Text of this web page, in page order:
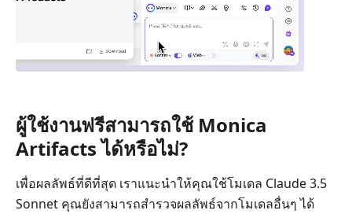
ผู้ใช้งานฟรีสามารถใช้ Monica
Artifacts ได้หรือไม่?
เพื่อผลลัพธ์ที่ดีที่สุด เราแนะนำให้คุณใช้โมเดล Claude 3.5
Sonnet คุณยังสามารถสำรวจผลลัพธ์จากโมเดลอื่นๆ ได้